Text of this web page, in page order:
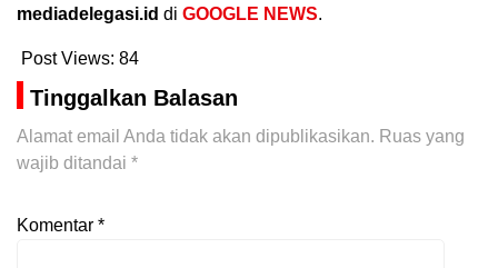
mediadelegasi.id di GOOGLE NEWS.
Post Views: 84
Tinggalkan Balasan
Alamat email Anda tidak akan dipublikasikan. Ruas yang
wajib ditandai *
Komentar *